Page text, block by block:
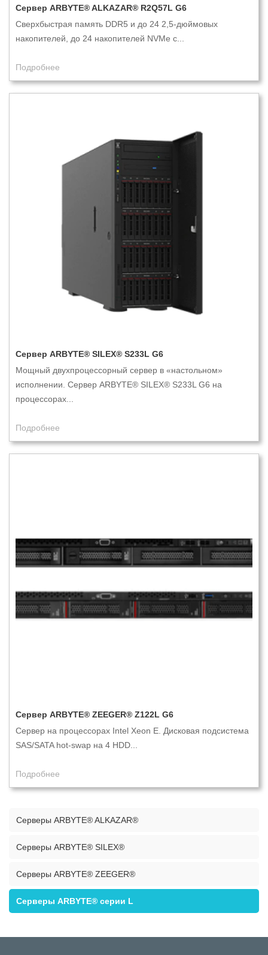
Сервер ARBYTE® ALKAZAR® R2Q57L G6
Cверхбыстрая память DDR5 и до 24 2,5-дюймовых
накопителей, до 24 накопителей NVMe с...
Подробнее
Сервер ARBYTE® SILEX® S233L G6
Мощный двухпроцессорный сервер в «настольном»
исполнении. Сервер ARBYTE® SILEX® S233L G6 на
процессорах...
Подробнее
Сервер ARBYTE® ZEEGER® Z122L G6
Сервер на процессорах Intel Xeon E. Дисковая подсистема
SAS/SATA hot-swap на 4 HDD...
Подробнее
Серверы ARBYTE® ALKAZAR®
Серверы ARBYTE® SILEX®
Серверы ARBYTE® ZEEGER®
Серверы ARBYTE® серии L